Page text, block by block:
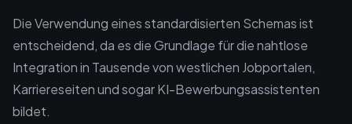
Die Verwendung eines standardisierten Schemas ist
entscheidend, da es die Grundlage für die nahtlose
Integration in Tausende von westlichen Jobportalen,
Karriereseiten und sogar KI-Bewerbungsassistenten
bildet.